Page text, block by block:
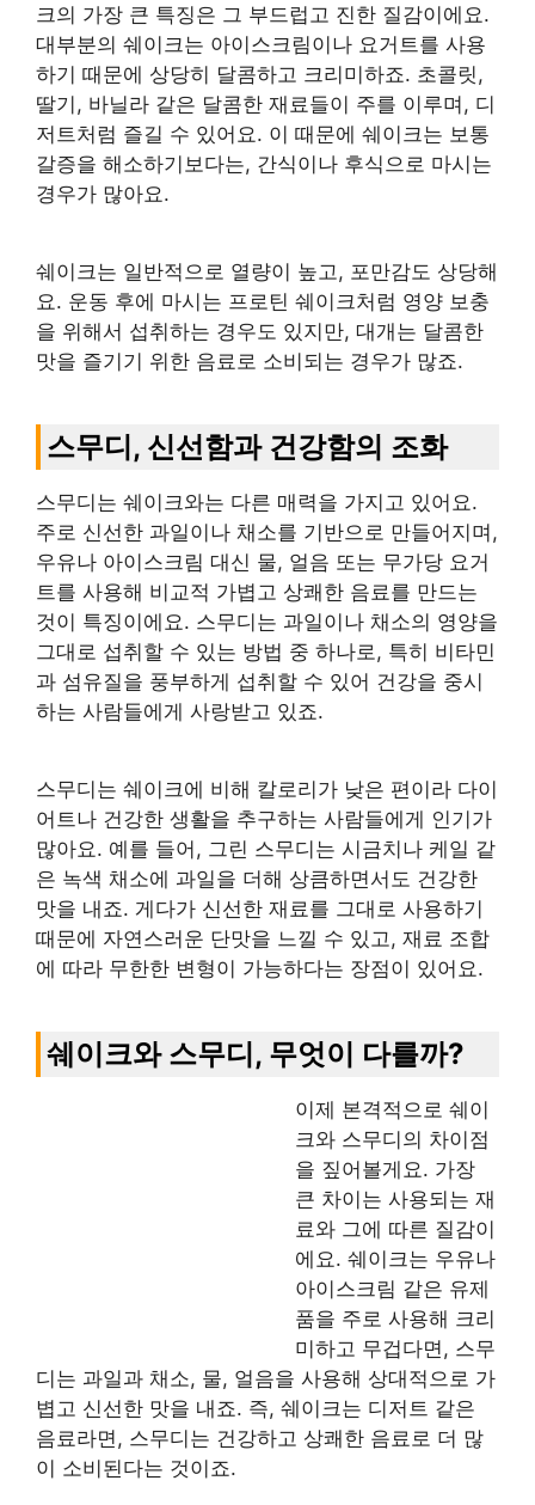
크의 가장 큰 특징은 그 부드럽고 진한 질감이에요.
대부분의 쉐이크는 아이스크림이나 요거트를 사용
하기 때문에 상당히 달콤하고 크리미하죠. 초콜릿,
딸기, 바닐라 같은 달콤한 재료들이 주를 이루며, 디
저트처럼 즐길 수 있어요. 이 때문에 쉐이크는 보통
갈증을 해소하기보다는, 간식이나 후식으로 마시는
경우가 많아요.
쉐이크는 일반적으로 열량이 높고, 포만감도 상당해
요. 운동 후에 마시는 프로틴 쉐이크처럼 영양 보충
을 위해서 섭취하는 경우도 있지만, 대개는 달콤한
맛을 즐기기 위한 음료로 소비되는 경우가 많죠.
스무디, 신선함과 건강함의 조화
스무디는 쉐이크와는 다른 매력을 가지고 있어요.
주로 신선한 과일이나 채소를 기반으로 만들어지며,
우유나 아이스크림 대신 물, 얼음 또는 무가당 요거
트를 사용해 비교적 가볍고 상쾌한 음료를 만드는
것이 특징이에요. 스무디는 과일이나 채소의 영양을
그대로 섭취할 수 있는 방법 중 하나로, 특히 비타민
과 섬유질을 풍부하게 섭취할 수 있어 건강을 중시
하는 사람들에게 사랑받고 있죠.
스무디는 쉐이크에 비해 칼로리가 낮은 편이라 다이
어트나 건강한 생활을 추구하는 사람들에게 인기가
많아요. 예를 들어, 그린 스무디는 시금치나 케일 같
은 녹색 채소에 과일을 더해 상큼하면서도 건강한
맛을 내죠. 게다가 신선한 재료를 그대로 사용하기
때문에 자연스러운 단맛을 느낄 수 있고, 재료 조합
에 따라 무한한 변형이 가능하다는 장점이 있어요.
쉐이크와 스무디, 무엇이 다를까?
이제 본격적으로 쉐이
크와 스무디의 차이점
을 짚어볼게요. 가장
큰 차이는 사용되는 재
료와 그에 따른 질감이
에요. 쉐이크는 우유나
아이스크림 같은 유제
품을 주로 사용해 크리
미하고 무겁다면, 스무
디는 과일과 채소, 물, 얼음을 사용해 상대적으로 가
볍고 신선한 맛을 내죠. 즉, 쉐이크는 디저트 같은
음료라면, 스무디는 건강하고 상쾌한 음료로 더 많
이 소비된다는 것이죠.